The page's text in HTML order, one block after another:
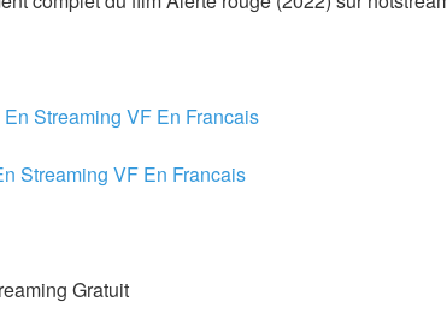
Streaming VF En Francais
Streaming VF En Francais
Gratuit